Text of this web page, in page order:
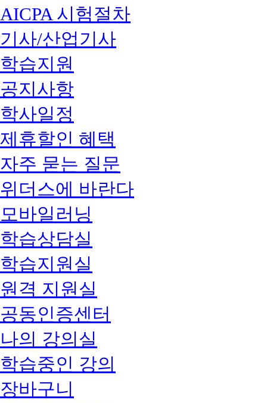
AICPA 시험절차
기사/산업기사
학습지원
공지사항
학사일정
제휴할인 혜택
자주 묻는 질문
위더스에 바란다
모바일러닝
학습상담실
학습지원실
원격 지원실
공동인증센터
나의 강의실
학습중인 강의
장바구니